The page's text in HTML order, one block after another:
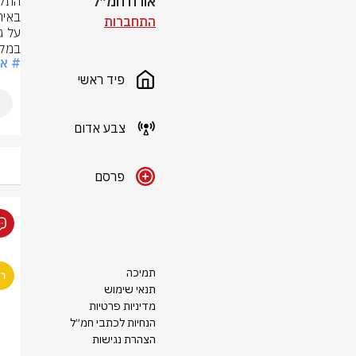
התחברות
פיד ראשי
צבע אדום
פרסם
תמיכה
תנאי שימוש
מדיניות פרטיות
הנחיות לכתבי חמ״ל
הצהרת נגישות
#